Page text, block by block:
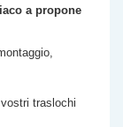
a propone
traslochi